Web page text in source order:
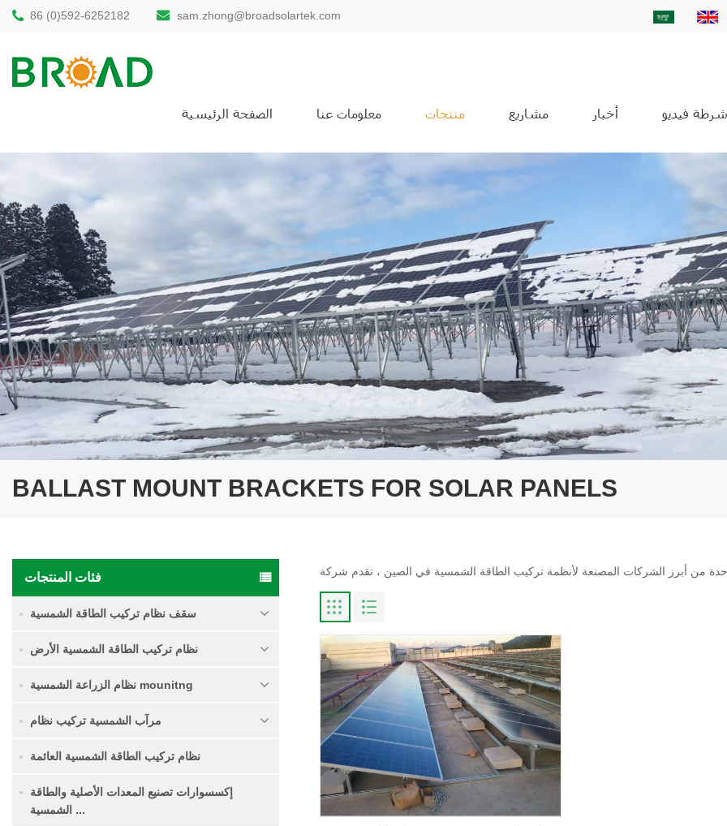
86 (0)592-6252182 sam.zhong@broadsolartek.com
الصفحة الرئيسية معلومات عنا منتجات مشاريع أخبار فيديو
BALLAST MOUNT BRACKETS FOR SOLAR PANELS
فئات المنتجات
سقف نظام تركيب الطاقة الشمسية
نظام تركيب الطاقة الشمسية الأرض
نظام الزراعة الشمسية mounitng
مرآب الشمسية تركيب نظام
نظام تركيب الطاقة الشمسية العائمة
إكسسوارات تصنيع المعدات الأصلية والطاقة
الشمسية ...